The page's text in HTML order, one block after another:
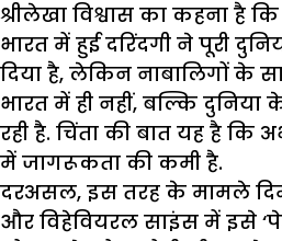
श्रीलेखा विश्वास का कहना है
भारत में हुई दरिंदगी ने पूरी
दिया है, लेकिन नाबालिगों के
भारत में ही नहीं, बल्कि दुनिया
रही है. चिंता की बात यह है कि
में जागरूकता की कमी है.
दरअसल, इस तरह के मामले
और विहेवियरल साइंस में इसे